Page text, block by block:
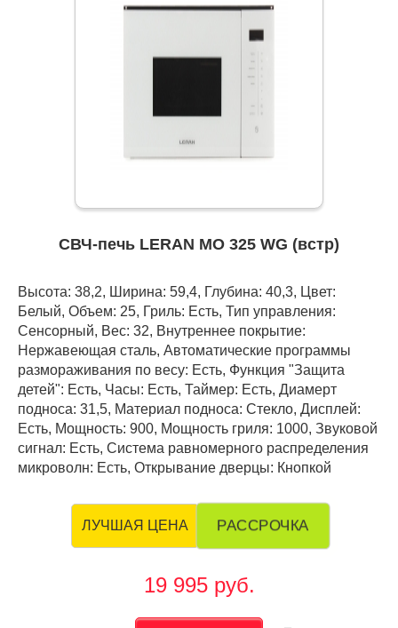
СВЧ-печь LERAN MO 325 WG (встр)
Высота: 38,2, Ширина: 59,4, Глубина: 40,3, Цвет:
Белый, Объем: 25, Гриль: Есть, Тип управления:
Сенсорный, Вес: 32, Внутреннее покрытие:
Нержавеющая сталь, Автоматические программы
размораживания по весу: Есть, Функция "Защита
детей": Есть, Часы: Есть, Таймер: Есть, Диамерт
подноса: 31,5, Материал подноса: Стекло, Дисплей:
Есть, Мощность: 900, Мощность гриля: 1000, Звуковой
сигнал: Есть, Система равномерного распределения
микроволн: Есть, Открывание дверцы: Кнопкой
ЛУЧШАЯ ЦЕНА РАССРОЧКА
19 995 руб.